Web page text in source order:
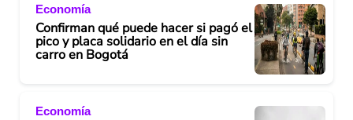
Economía
Confirman qué puede hacer si pagó el
pico y placa solidario en el día sin
carro en Bogotá
Economía